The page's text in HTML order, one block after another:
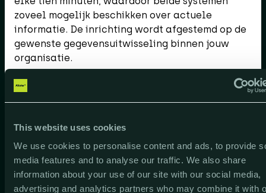
This website uses cookies
We use cookies to personalise content and ads, to provide
media features and to analyse our traffic. We also share
information about your use of our site with our social media,
advertising and analytics partners who may combine it with
zoveel mogelijk beschikken over actuele
informatie. De inrichting wordt afgestemd op de
gewenste gegevensuitwisseling binnen jouw
organisatie.
Alle mogelijkheden van de
SEM Connector ontdekken?
Het koppelen van verschillende
softwarepakketten elimineert het